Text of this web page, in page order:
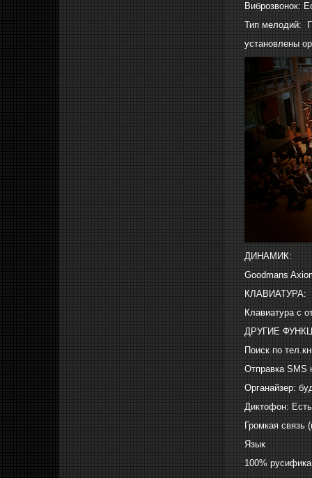
Виброзвонок:
Тип мелодий:
установлены
ДИНАМИК:
Goodmans
КЛАВИАТУРА:
Клавиатура с
ДРУГИЕ
Поиск по
Отправка SMS
Органайзер:
Диктофон: Есть
Громкая связь
Язык
100%